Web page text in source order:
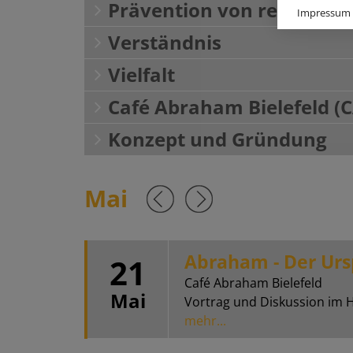
Impressum
Prävention von
Verständnis
Vielfalt
Café Abraham Bielefeld
Konzept und Gründung
Mai
21
Mai
Abraham - Der
Café Abraham Bielefeld
Vortrag und Diskussion im
mehr...